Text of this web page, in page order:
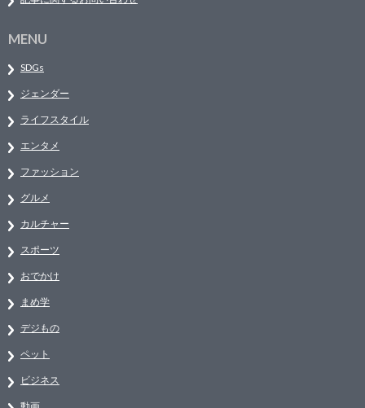
MENU
SDGs
ジェンダー
ライフスタイル
エンタメ
ファッション
グルメ
カルチャー
スポーツ
おでかけ
まめ学
デジもの
ペット
ビジネス